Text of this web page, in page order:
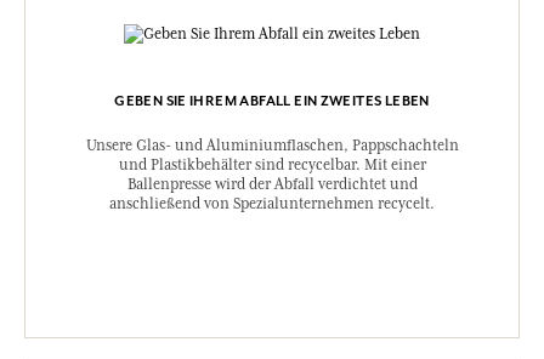
GEBEN SIE IHREM ABFALL EIN ZWEITES LEBEN
Unsere Glas- und Aluminiumflaschen, Pappschachteln
und Plastikbehälter sind recycelbar. Mit einer
Ballenpresse wird der Abfall verdichtet und
anschließend von Spezialunternehmen recycelt.